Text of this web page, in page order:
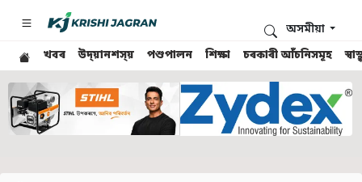
খবৰ উদ্য়ানশস্য় পশুপালন শিক্ষা চৰকাৰী আঁচনিসমূহ
অসমীয়া